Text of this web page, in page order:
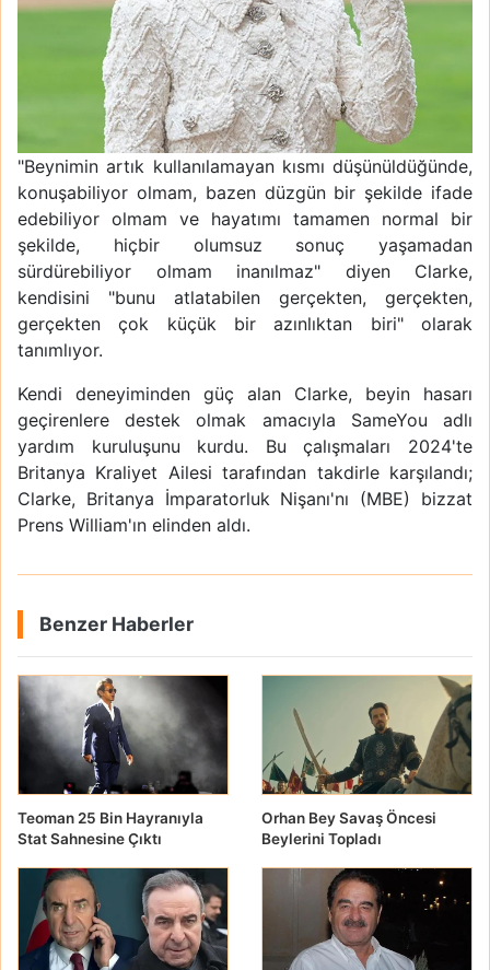
"Beynimin artık kullanılamayan kısmı düşünüldüğünde,
konuşabiliyor olmam, bazen düzgün bir şekilde ifade
edebiliyor olmam ve hayatımı tamamen normal bir
şekilde, hiçbir olumsuz sonuç yaşamadan
sürdürebiliyor olmam inanılmaz" diyen Clarke,
kendisini "bunu atlatabilen gerçekten, gerçekten,
gerçekten çok küçük bir azınlıktan biri" olarak
tanımlıyor.
Kendi deneyiminden güç alan Clarke, beyin hasarı
geçirenlere destek olmak amacıyla SameYou adlı
yardım kuruluşunu kurdu. Bu çalışmaları 2024'te
Britanya Kraliyet Ailesi tarafından takdirle karşılandı;
Clarke, Britanya İmparatorluk Nişanı'nı (MBE) bizzat
Prens William'ın elinden aldı.
Benzer Haberler
Teoman 25 Bin Hayranıyla
Stat Sahnesine Çıktı
Orhan Bey Savaş Öncesi
Beylerini Topladı